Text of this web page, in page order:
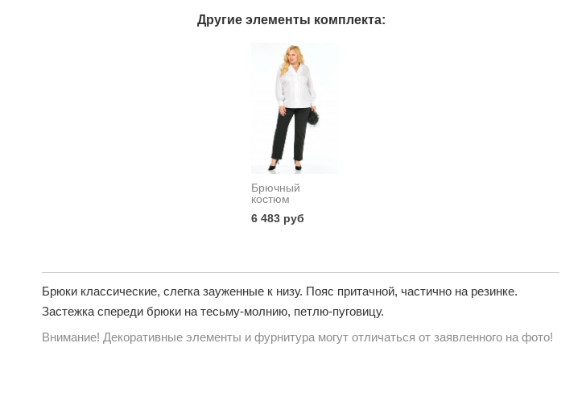
Другие элементы комплекта:
Брючный
костюм
6 483 руб
Брюки классические, слегка зауженные к низу. Пояс притачной, частично на резинке.
Застежка спереди брюки на тесьму-молнию, петлю-пуговицу.
Внимание! Декоративные элементы и фурнитура могут отличаться от заявленного на фото!